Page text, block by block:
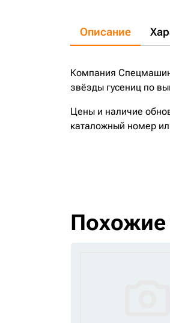
Описание
Компания
звёзды гусениц по
Цены и наличие
каталожный номер
Похожие